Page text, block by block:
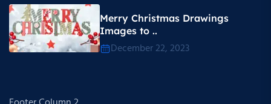
Merry Christmas Drawings
Images to ..
December 22, 2023